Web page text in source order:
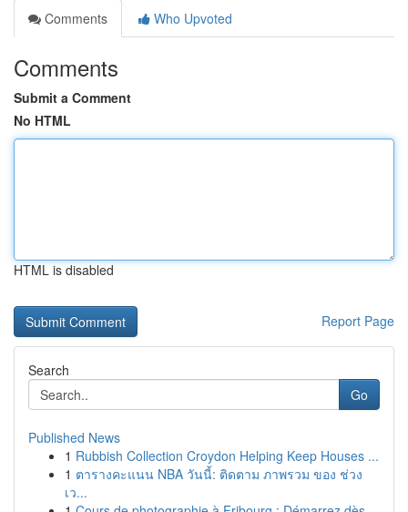
Comments
Who Upvoted
Comments
Submit a Comment
No HTML
HTML is disabled
Report Page
Search
Go
Published News
1 Rubbish Collection Croydon Helping Keep Houses ...
1 ตารางคะแนน NBA วันนี้: ติดตาม ภาพรวม ของ ช่วง
เว...